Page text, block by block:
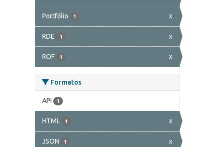
Portfólio 1 x
RDE 1 x
ROF 1 x
Formatos
API 1
HTML 1 x
JSON 1 x